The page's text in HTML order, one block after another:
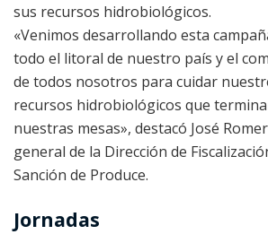
sus recursos hidrobiológicos.
«Venimos desarrollando esta
todo el litoral de nuestro país y el
de todos nosotros para cuidar
recursos hidrobiológicos que
nuestras mesas», destacó José
general de la Dirección de
Sanción de Produce.
Jornadas